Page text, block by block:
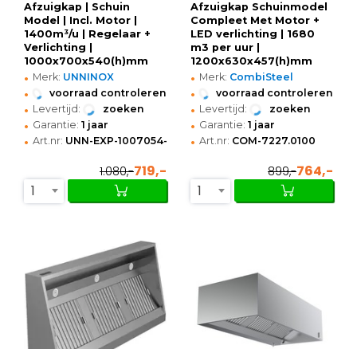
Afzuigkap | Schuin
Model | Incl. Motor |
1400m³/u | Regelaar +
Verlichting |
1000x700x540(h)mm
• Merk: UNNINOX
• voorraad controleren
• Levertijd: zoeken
• Garantie: 1 jaar
• Art.nr: UNN-EXP-1007054-H
1.080,-719,-
1
Afzuigkap Schuinmodel
Compleet Met Motor +
LED verlichting | 1680
m3 per uur |
1200x630x457(h)mm
• Merk: CombiSteel
• voorraad controleren
• Levertijd: zoeken
• Garantie: 1 jaar
• Art.nr: COM-7227.0100
899,-764,-
1